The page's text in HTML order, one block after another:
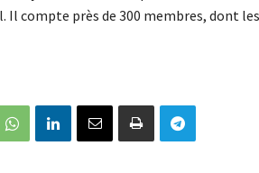
compte près de 300 membres, dont les